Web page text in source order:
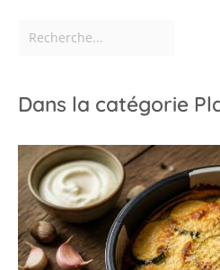
Dans la catégorie